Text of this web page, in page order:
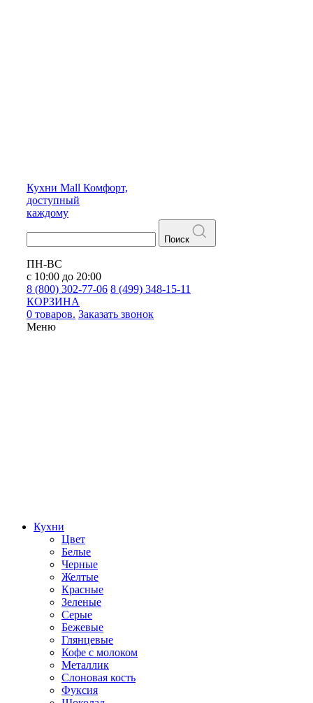
Кухни Mall Комфорт,
доступный
каждому
Поиск
ПН-ВС
с 10:00 до 20:00
8 (800) 302-77-06 8 (499) 348-15-11
КОРЗИНА
0 товаров. Заказать звонок
Меню
Кухни
Цвет
Белые
Черные
Желтые
Красные
Зеленые
Серые
Бежевые
Глянцевые
Кофе с молоком
Металлик
Слоновая кость
Фуксия